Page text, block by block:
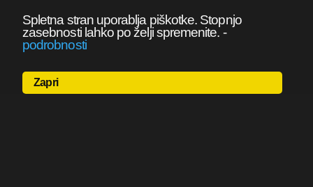
Spletna stran uporablja piškotke. Stopnjo
zasebnosti lahko po želji spremenite. -
podrobnosti
Zapri